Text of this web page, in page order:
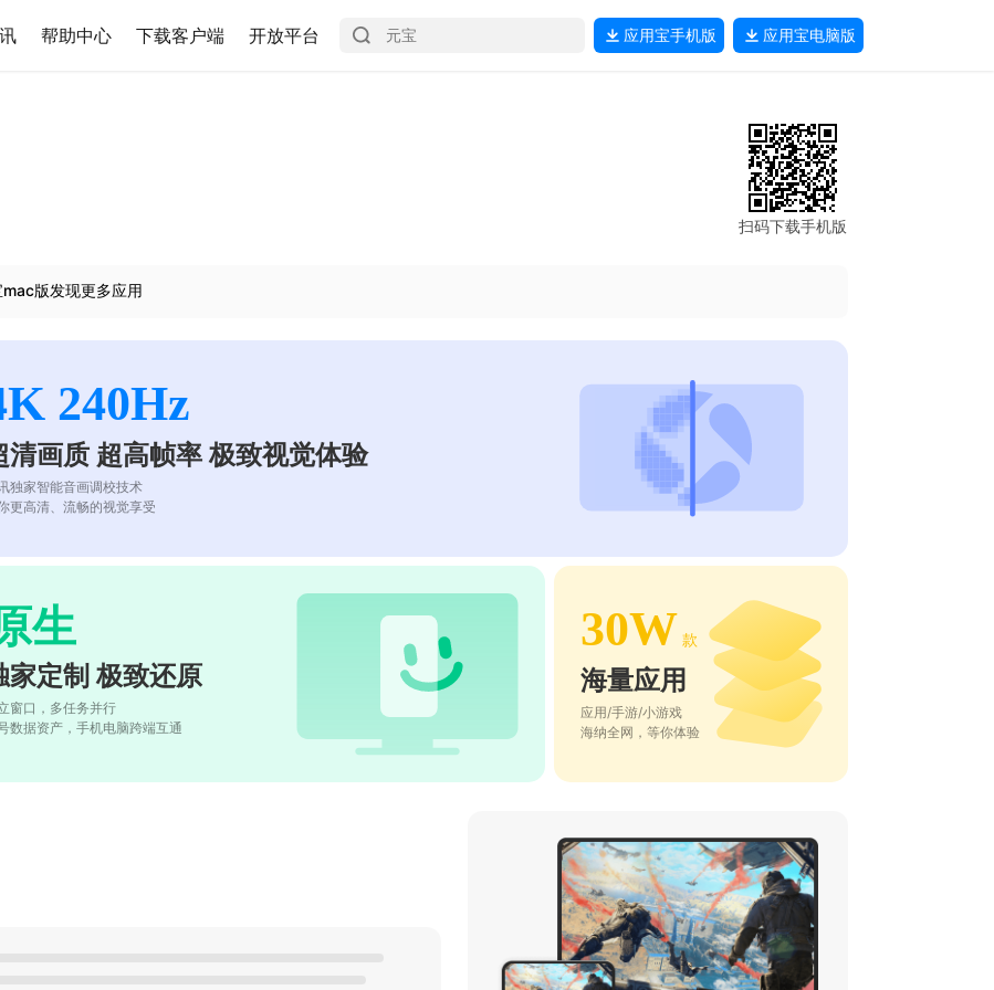
帮助中心 下载客户端 开放平台 应用宝手机版 应用宝电脑版
扫码下载手机版
版发现更多应用
240Hz
清画质 超高帧率 极致视觉体验
独家智能音画调校技术
更高清、流畅的视觉享受
生
家定制 极致还原
窗口，多任务并行
数据资产，手机电脑跨端互通
30W 款
海量应用
应用/手游/小游戏
海纳全网，等你体验